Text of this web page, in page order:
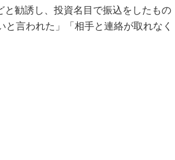
勧誘し、投資名目で振込をしたもの
言われた」「相手と連絡が取れなく